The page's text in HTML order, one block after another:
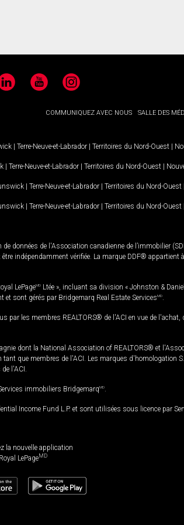
YouTubeInstagram
COMMUNIQUEZ AVEC NOUS SALLE DES
| Terre-Neuve-et-Labrador | Territoires du Nord-Ouest |
| Terre-Neuve-et-Labrador | Territoires du Nord-Ouest |
| Terre-Neuve-et-Labrador | Territoires du Nord-Ouest
| Terre-Neuve-et-Labrador | Territoires du Nord-Ouest
données de l'Association canadienne de l’immobilier
indépendamment vérifiée. La marque DDF® appartient
LePageMD Ltée », incluant sa division « Johnston & Daniel
sont gérés par Bridgemarq Real Estate ServicesMD
les membres REALTORS® de l'ACI en vue de
dont la National Association of REALTORS® et
que membres de l'ACI. Les marques
l'ACI.
immobiliers BridgemarqMD
Income Fund L.P. et sont utilisées sous licence par
la nouvelle application
Royal LePageMD